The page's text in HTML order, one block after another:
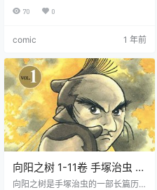
立的情节和主题。这些故事展现了
70 0
comic 1 年前
向阳之树 1-11卷 手塚治虫 漫
画全集下载
向阳之树是手塚治虫的一部长篇历